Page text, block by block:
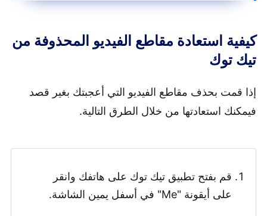
كيفية استعادة مقاطع الفيديو المحذوفة من
تيك توك
إذا قمت بحذف مقاطع الفيديو التي أعجبتك بغير قصد
فيمكنك استعادتها من خلال الطرق التالية.
قم بفتح تطبيق تيك توك على هاتفك وانقر
على أيقونة "Me" في أسفل يمين الشاشة.